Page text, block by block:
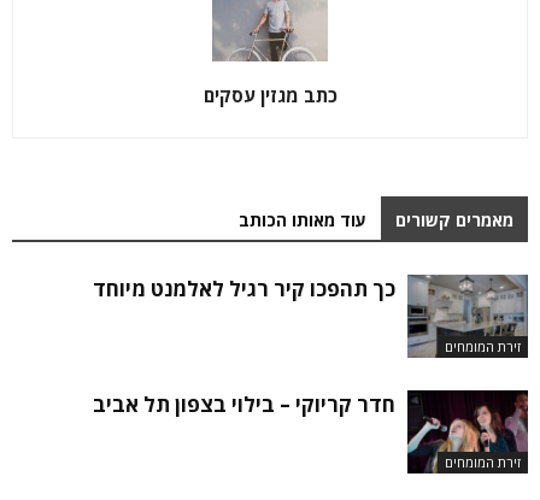
כתב מגזין עסקים
מאמרים קשורים עוד מאותו הכותב
זירת המומחים
כך תהפכו קיר רגיל לאלמנט מיוחד
זירת המומחים
חדר קריוקי – בילוי בצפון תל אביב